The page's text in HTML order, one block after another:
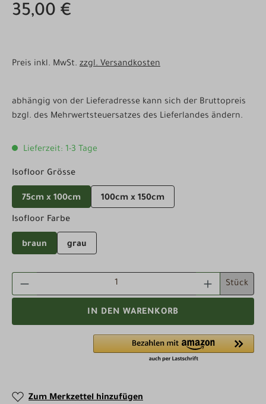
35,00 €
Preis inkl. MwSt. zzgl. Versandkosten
abhängig von der Lieferadresse kann sich der Bruttopreis
bzgl. des Mehrwertsteuersatzes des Lieferlandes ändern.
Lieferzeit: 1-3 Tage
Isofloor Grösseauswählen
75cm x 100cm 100cm x 150cm
Isofloor Farbeauswählen
braun grau
PRODUKT ANZAHL: GIB DEN Stück
IN DEN WARENKORB
Zum Merkzettel hinzufügen